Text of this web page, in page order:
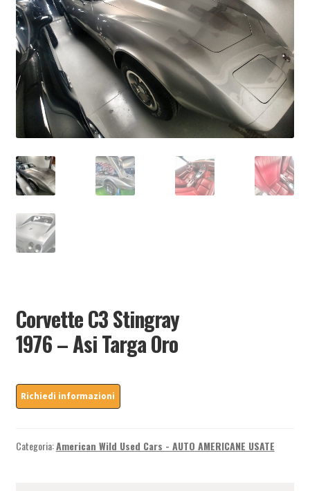
PARTNER
Corvette C3 Stingray
1976 – Asi Targa Oro
Categoria:American Wild Used Cars - AUTO AMERICANE USATE